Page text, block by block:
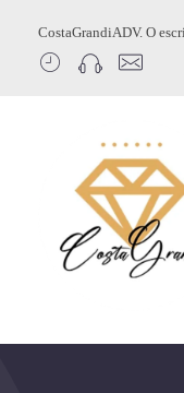
CostaGrandiADV. O